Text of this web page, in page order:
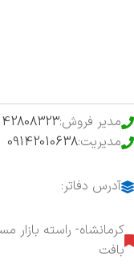
مدیر فروش:
مدیریت:09142010638
آدرس دفاتر:
کرمانشاه- راسته بازار
بافت